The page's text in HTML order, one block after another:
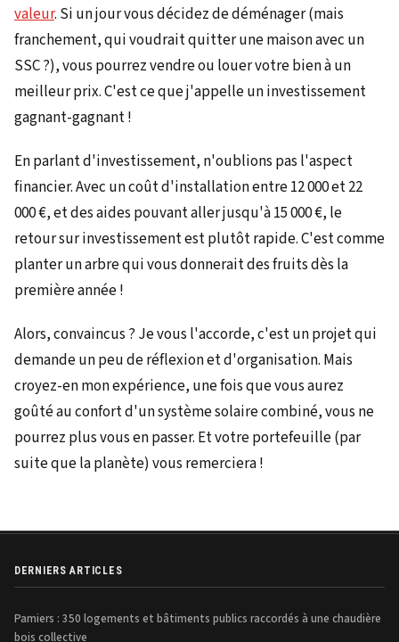
valeur. Si un jour vous décidez de déménager (mais
franchement, qui voudrait quitter une maison avec un
SSC ?), vous pourrez vendre ou louer votre bien à un
meilleur prix. C'est ce que j'appelle un investissement
gagnant-gagnant !
En parlant d'investissement, n'oublions pas l'aspect
financier. Avec un coût d'installation entre 12 000 et 22
000 €, et des aides pouvant aller jusqu'à 15 000 €, le
retour sur investissement est plutôt rapide. C'est comme
planter un arbre qui vous donnerait des fruits dès la
première année !
Alors, convaincus ? Je vous l'accorde, c'est un projet qui
demande un peu de réflexion et d'organisation. Mais
croyez-en mon expérience, une fois que vous aurez
goûté au confort d'un système solaire combiné, vous ne
pourrez plus vous en passer. Et votre portefeuille (par
suite que la planète) vous remerciera !
DERNIERS ARTICLES
Pamiers : 350 logements et bâtiments publics raccordés à une chaudière
bois collective